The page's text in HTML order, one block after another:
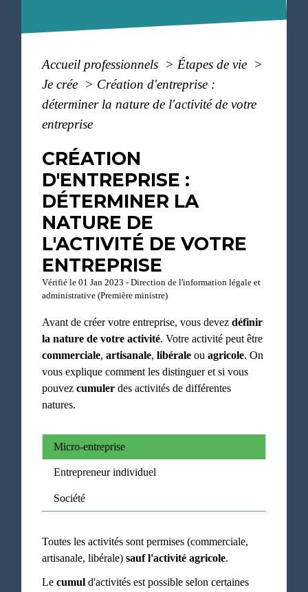
Accueil professionnels > Étapes de vie >
Je crée > Création d'entreprise :
déterminer la nature de l'activité de votre
entreprise
CRÉATION
D'ENTREPRISE :
DÉTERMINER LA
NATURE DE
L'ACTIVITÉ DE VOTRE
ENTREPRISE
Vérifié le 01 Jan 2023 - Direction de l'information légale et
administrative (Première ministre)
Avant de créer votre entreprise, vous devezdéfinir
la nature de votre activité. Votre activité peut être
commerciale,artisanale,libérale ouagricole. On
vous explique comment les distinguer et si vous
pouvezcumuler des activités de différentes
natures.
Micro-entreprise
Entrepreneur individuel
Société
Toutes les activités sont permises (commerciale,
artisanale, libérale)sauf l'activité agricole.
Lecumul d'activités est possible selon certaines